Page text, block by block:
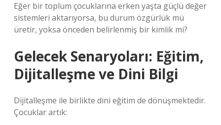
Eğer bir toplum çocuklarına erken yaşta güçlü değer
sistemleri aktarıyorsa, bu durum özgürlük mü
üretir, yoksa önceden belirlenmiş bir kimlik mi?
Gelecek Senaryoları: Eğitim,
Dijitalleşme ve Dini Bilgi
Dijitalleşme ile birlikte dini eğitim de dönüşmektedir.
Çocuklar artık: